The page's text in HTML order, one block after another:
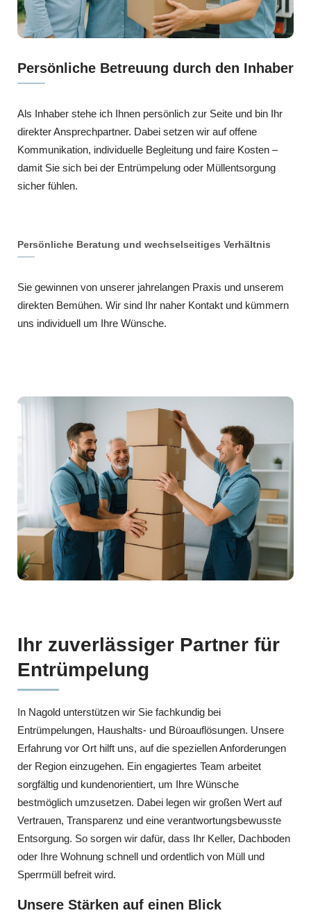
Persönliche Betreuung durch den Inhaber
Als Inhaber stehe ich Ihnen persönlich zur Seite und bin Ihr
direkter Ansprechpartner. Dabei setzen wir auf offene
Kommunikation, individuelle Begleitung und faire Kosten –
damit Sie sich bei der Entrümpelung oder Müllentsorgung
sicher fühlen.
Persönliche Beratung und wechselseitiges Verhältnis
Sie gewinnen von unserer jahrelangen Praxis und unserem
direkten Bemühen. Wir sind Ihr naher Kontakt und kümmern
uns individuell um Ihre Wünsche.
Ihr zuverlässiger Partner für
Entrümpelung
In Nagold unterstützen wir Sie fachkundig bei
Entrümpelungen, Haushalts- und Büroauflösungen. Unsere
Erfahrung vor Ort hilft uns, auf die speziellen Anforderungen
der Region einzugehen. Ein engagiertes Team arbeitet
sorgfältig und kundenorientiert, um Ihre Wünsche
bestmöglich umzusetzen. Dabei legen wir großen Wert auf
Vertrauen, Transparenz und eine verantwortungsbewusste
Entsorgung. So sorgen wir dafür, dass Ihr Keller, Dachboden
oder Ihre Wohnung schnell und ordentlich von Müll und
Sperrmüll befreit wird.
Unsere Stärken auf einen Blick